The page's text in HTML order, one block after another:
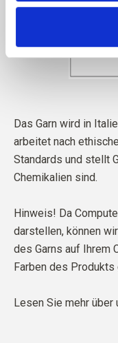
Das Garn wird in
arbeitet nach
Standards und stellt
Chemikalien sind.
Hinweis! Da
darstellen, können
des Garns auf Ihrem
Farben des
Lesen Sie mehr über